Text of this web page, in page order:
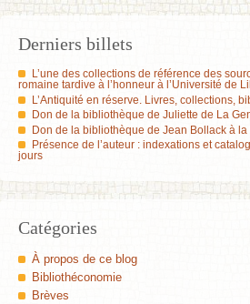
Derniers billets
L’une des collections de référence des
romaine tardive à l’honneur à l’Université de
L’Antiquité en réserve. Livres, collections,
Don de la bibliothèque de Juliette de La
Don de la bibliothèque de Jean Bollack à la
Présence de l’auteur : indexations et
jours
Catégories
À propos de ce blog
Bibliothéconomie
Brèves